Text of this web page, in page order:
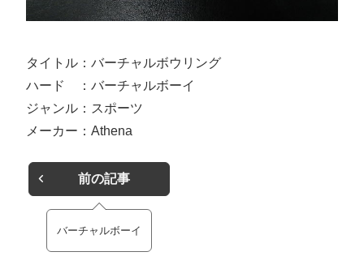
タイトル：バーチャルボウリング
ハード ：バーチャルボーイ
ジャンル：スポーツ
メーカー：Athena
前の記事
バーチャルボーイ